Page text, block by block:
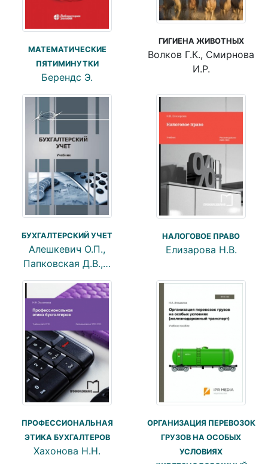
МАТЕМАТИЧЕСКИЕ
ПЯТИМИНУТКИ
Берендс Э.
ГИГИЕНА ЖИВОТНЫХ
Волков Г.К., Смирнова
И.Р.
БУХГАЛТЕРСКИЙ УЧЕТ
Алешкевич О.П.,
Папковская Д.В.,…
НАЛОГОВОЕ ПРАВО
Елизарова Н.В.
ПРОФЕССИОНАЛЬНАЯ
ЭТИКА БУХГАЛТЕРОВ
Хахонова Н.Н.
ОРГАНИЗАЦИЯ ПЕРЕВОЗОК
ГРУЗОВ НА ОСОБЫХ
УСЛОВИЯХ